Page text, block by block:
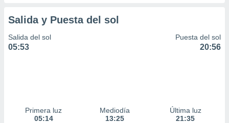
Salida y Puesta del sol
Salida del sol
05:53
Puesta del sol
20:56
Primera luz
05:14
Mediodía
13:25
Última luz
21:35